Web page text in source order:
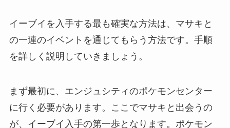
イーブイを入手する最も確実な方法は、マサキと
の一連のイベントを通じてもらう方法です。手順
を詳しく説明していきましょう。
まず最初に、エンジュシティのポケモンセンター
に行く必要があります。ここでマサキと出会うの
が、イーブイ入手の第一歩となります。ポケモン